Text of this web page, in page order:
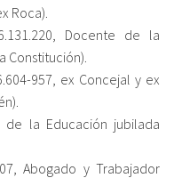
Roca).
Docente de la
Constitución).
957, ex Concejal y ex
de la Educación jubilada
Abogado y Trabajador